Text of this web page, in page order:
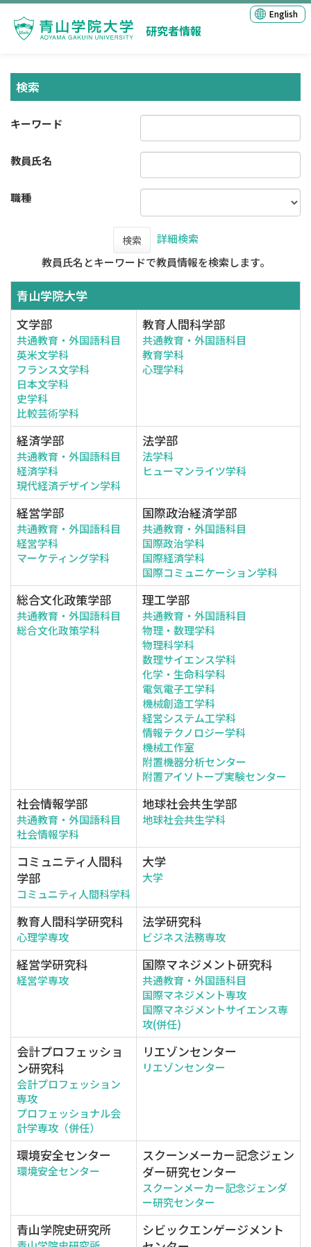
研究者情報
English
検索
キーワード
教員氏名
職種
検索
詳細検索
教員氏名とキーワードで教員情報を検索します。
青山学院大学
文学部
共通教育・外国語科目
英米文学科
フランス文学科
日本文学科
史学科
比較芸術学科
教育人間科学部
共通教育・外国語科目
教育学科
心理学科
経済学部
共通教育・外国語科目
経済学科
現代経済デザイン学科
法学部
法学科
ヒューマンライツ学科
経営学部
共通教育・外国語科目
経営学科
マーケティング学科
国際政治経済学部
共通教育・外国語科目
国際政治学科
国際経済学科
国際コミュニケーション学科
総合文化政策学部
共通教育・外国語科目
総合文化政策学科
理工学部
共通教育・外国語科目
物理・数理学科
物理科学科
数理サイエンス学科
化学・生命科学科
電気電子工学科
機械創造工学科
経営システム工学科
情報テクノロジー学科
機械工作室
附置機器分析センター
附置アイソトープ実験センター
社会情報学部
共通教育・外国語科目
社会情報学科
地球社会共生学部
地球社会共生学科
コミュニティ人間科
学部
コミュニティ人間科学科
大学
大学
教育人間科学研究科
心理学専攻
法学研究科
ビジネス法務専攻
経営学研究科
経営学専攻
国際マネジメント研究科
共通教育・外国語科目
国際マネジメント専攻
国際マネジメントサイエンス専
攻(併任)
会計プロフェッショ
ン研究科
会計プロフェッション
専攻
プロフェッショナル会
計学専攻（併任）
リエゾンセンター
リエゾンセンター
環境安全センター
環境安全センター
スクーンメーカー記念ジェン
ダー研究センター
スクーンメーカー記念ジェンダ
ー研究センター
青山学院史研究所
シビックエンゲージメント